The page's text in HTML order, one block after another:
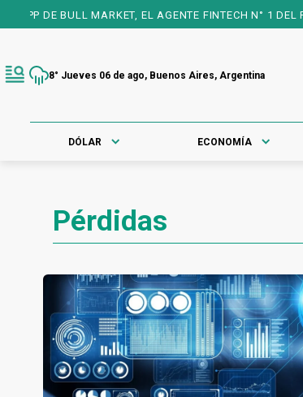
EL AGENTE FINTECH N° 1 DEL PAÍS, 25 AÑOS A TU
8° Jueves 06 de ago, Buenos Aires, Argentina
DÓLAR ECONOMÍA
Pérdidas